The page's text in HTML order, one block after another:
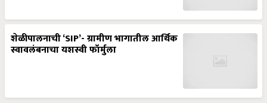
शेळीपालनाची ‘SIP’- ग्रामीण भागातील आर्थिक
स्वावलंबनाचा यशस्वी फॉर्मुला